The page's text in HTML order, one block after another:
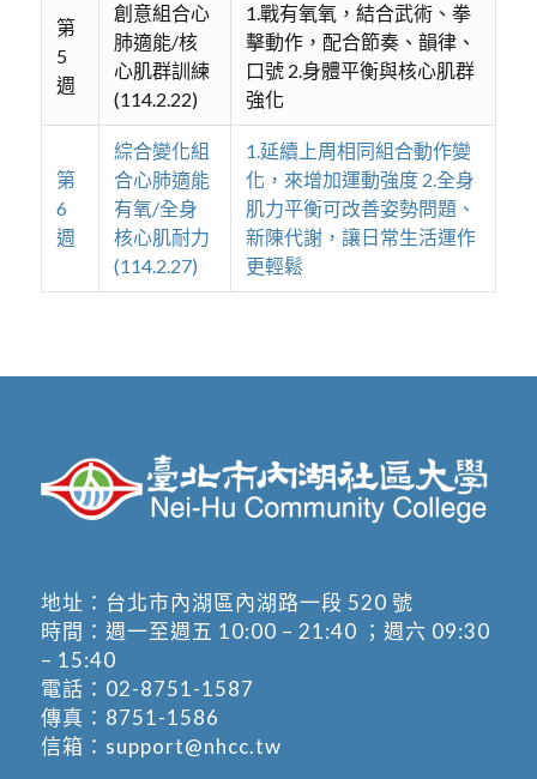
第
5
週
創意組合心
肺適能/核
心肌群訓練
(114.2.22)
1.戰有氧氧，結合武術、拳
擊動作，配合節奏、韻律、
口號 2.身體平衡與核心肌群
強化
第
6
週
綜合變化組
合心肺適能
有氧/全身
核心肌耐力
(114.2.27)
1.延續上周相同組合動作變
化，來增加運動強度 2.全身
肌力平衡可改善姿勢問題、
新陳代謝，讓日常生活運作
更輕鬆
地址： 台北市內湖區內湖路一段 520 號
時間：週一至週五 10:00 – 21:40 ；週六 09:30
– 15:40
電話： 02-8751-1587
傳真：8751-1586
信箱： support@nhcc.tw